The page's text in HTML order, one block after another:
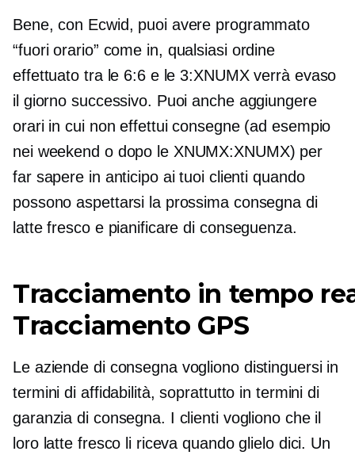
Bene, con Ecwid, puoi avere programmato
“fuori orario” come in, qualsiasi ordine
effettuato tra le 6:6 e le 3:XNUMX verrà evaso
il giorno successivo. Puoi anche aggiungere
orari in cui non effettui consegne (ad esempio
nei weekend o dopo le XNUMX:XNUMX) per
far sapere in anticipo ai tuoi clienti quando
possono aspettarsi la prossima consegna di
latte fresco e pianificare di conseguenza.
Tracciamento in tempo
Tracciamento GPS
Le aziende di consegna vogliono distinguersi in
termini di affidabilità, soprattutto in termini di
garanzia di consegna. I clienti vogliono che il
loro latte fresco li riceva quando glielo dici. Un